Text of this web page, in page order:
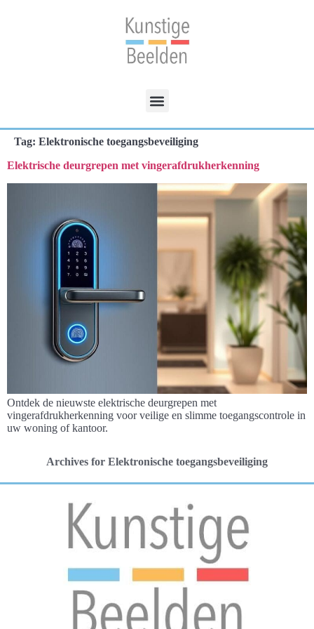
Tag: Elektronische toegangsbeveiliging
Elektrische deurgrepen met vingerafdrukherkenning
Ontdek de nieuwste elektrische deurgrepen met
vingerafdrukherkenning voor veilige en slimme toegangscontrole in
uw woning of kantoor.
Archives for Elektronische toegangsbeveiliging